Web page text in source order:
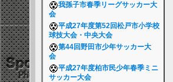
我孫子市春季リーグサッカー大
会
平成27年度第52回松戸市小学校
球技大会・中央大会
第44回野田市少年サッカー大
会
平成27年度柏市民少年春季ミニ
サッカー大会